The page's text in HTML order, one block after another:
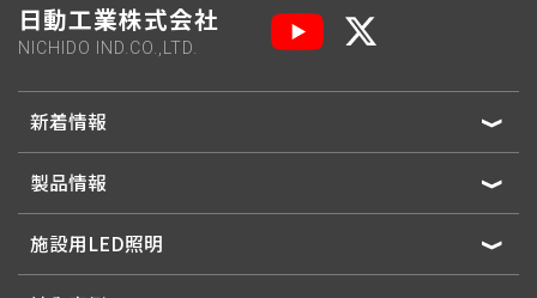
日動工業株式会社
NICHIDO IND.CO.,LTD.
新着情報
製品情報
施設用LED照明